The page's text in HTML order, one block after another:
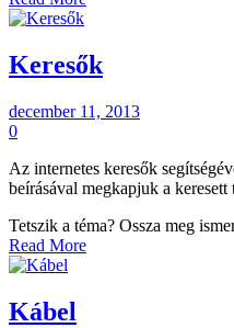
Keresők
december 11, 2013
0
Az internetes keresők
beírásával megkapjuk a
Tetszik a téma? Ossza meg
Read More
Kábel